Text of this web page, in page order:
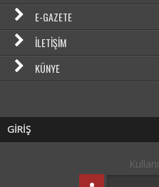
E-GAZETE
İLETIŞIM
KÜNYE
GİRİŞ